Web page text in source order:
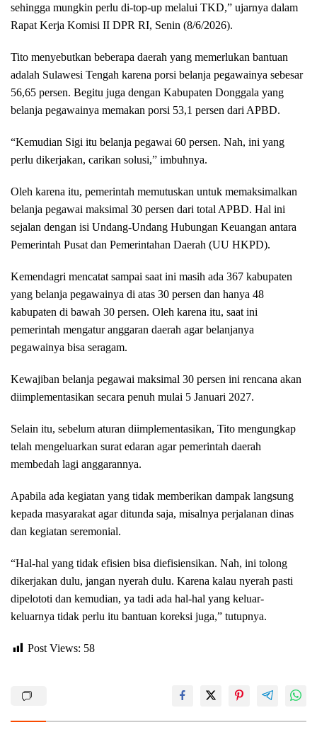
sehingga mungkin perlu di-top-up melalui TKD,” ujarnya dalam
Rapat Kerja Komisi II DPR RI, Senin (8/6/2026).
Tito menyebutkan beberapa daerah yang memerlukan bantuan
adalah Sulawesi Tengah karena porsi belanja pegawainya sebesar
56,65 persen. Begitu juga dengan Kabupaten Donggala yang
belanja pegawainya memakan porsi 53,1 persen dari APBD.
“Kemudian Sigi itu belanja pegawai 60 persen. Nah, ini yang
perlu dikerjakan, carikan solusi,” imbuhnya.
Oleh karena itu, pemerintah memutuskan untuk memaksimalkan
belanja pegawai maksimal 30 persen dari total APBD. Hal ini
sejalan dengan isi Undang-Undang Hubungan Keuangan antara
Pemerintah Pusat dan Pemerintahan Daerah (UU HKPD).
Kemendagri mencatat sampai saat ini masih ada 367 kabupaten
yang belanja pegawainya di atas 30 persen dan hanya 48
kabupaten di bawah 30 persen. Oleh karena itu, saat ini
pemerintah mengatur anggaran daerah agar belanjanya
pegawainya bisa seragam.
Kewajiban belanja pegawai maksimal 30 persen ini rencana akan
diimplementasikan secara penuh mulai 5 Januari 2027.
Selain itu, sebelum aturan diimplementasikan, Tito mengungkap
telah mengeluarkan surat edaran agar pemerintah daerah
membedah lagi anggarannya.
Apabila ada kegiatan yang tidak memberikan dampak langsung
kepada masyarakat agar ditunda saja, misalnya perjalanan dinas
dan kegiatan seremonial.
“Hal-hal yang tidak efisien bisa diefisiensikan. Nah, ini tolong
dikerjakan dulu, jangan nyerah dulu. Karena kalau nyerah pasti
dipelototi dan kemudian, ya tadi ada hal-hal yang keluar-
keluarnya tidak perlu itu bantuan koreksi juga,” tutupnya.
Post Views: 58